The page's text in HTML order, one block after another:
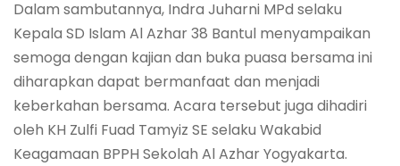
Dalam sambutannya, Indra Juharni MPd selaku
Kepala SD Islam Al Azhar 38 Bantul menyampaikan
semoga dengan kajian dan buka puasa bersama ini
diharapkan dapat bermanfaat dan menjadi
keberkahan bersama. Acara tersebut juga dihadiri
oleh KH Zulfi Fuad Tamyiz SE selaku Wakabid
Keagamaan BPPH Sekolah Al Azhar Yogyakarta.